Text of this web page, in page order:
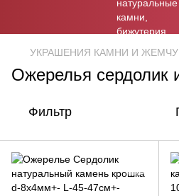
УКРАШЕНИЯ КАМНИ И
Ожерелья сердолик
Фильтр